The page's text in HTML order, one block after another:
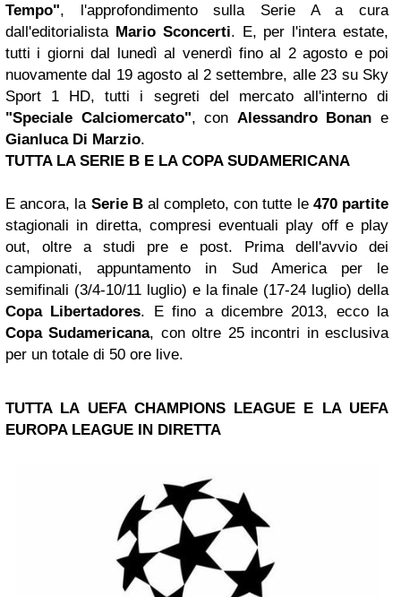
Tempo", l'approfondimento sulla Serie A a cura
dall'editorialista Mario Sconcerti. E, per l'intera estate,
tutti i giorni dal lunedì al venerdì fino al 2 agosto e poi
nuovamente dal 19 agosto al 2 settembre, alle 23 su Sky
Sport 1 HD, tutti i segreti del mercato all'interno di
"Speciale Calciomercato", con Alessandro Bonan e
Gianluca Di Marzio.
TUTTA LA SERIE B E LA COPA SUDAMERICANA
E ancora, la Serie Bal completo, con tutte le 470 partite
stagionali in diretta, compresi eventuali play off e play
out, oltre a studi pre e post. Prima dell'avvio dei
campionati, appuntamento in Sud America per le
semifinali (3/4-10/11 luglio) e la finale (17-24 luglio) della
Copa Libertadores. E fino a dicembre 2013, ecco la
Copa Sudamericana, con oltre 25 incontri in esclusiva
per un totale di 50 ore live.
TUTTA LA UEFA CHAMPIONS LEAGUE E LA UEFA
EUROPA LEAGUE IN DIRETTA